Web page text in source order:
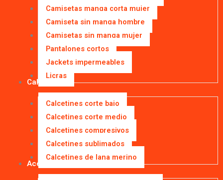
Camisetas manga corta mujer
Camiseta sin manga hombre
Camisetas sin manga mujer
Pantalones cortos
Jackets impermeables
Licras
Calcetines
Calcetines corte bajo
Calcetines corte medio
Calcetines compresivos
Calcetines sublimados
Calcetines de lana merino
Accesorios